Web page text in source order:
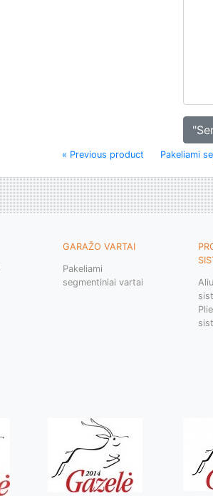
« Previous product Pakeliami
GARAŽO VARTAI
Pakeliami
segmentiniai vartai